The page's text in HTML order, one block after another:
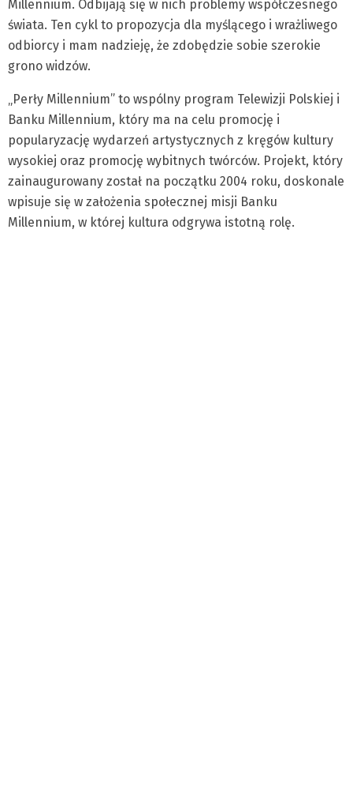
Millennium. Odbijają się w nich problemy współczesnego
świata. Ten cykl to propozycja dla myślącego i wrażliwego
odbiorcy i mam nadzieję, że zdobędzie sobie szerokie
grono widzów.
„Perły Millennium” to wspólny program Telewizji Polskiej i
Banku Millennium, który ma na celu promocję i
popularyzację wydarzeń artystycznych z kręgów kultury
wysokiej oraz promocję wybitnych twórców. Projekt, który
zainaugurowany został na początku 2004 roku, doskonale
wpisuje się w założenia społecznej misji Banku
Millennium, w której kultura odgrywa istotną rolę.